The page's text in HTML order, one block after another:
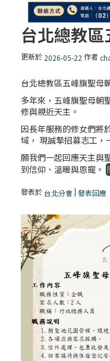
更新於 2026-05-22 作者
台北總教區五峰旗聖母
多年來，五峰旗聖母朝
修與親近天主。
因長年服務的修女們將
域， 現誠摯招募志工，
願我們一起回應天主與
到信仰、溫暖與恩寵。
發表於 台北分會|發表回應